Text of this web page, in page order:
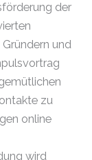
der
und
zu
online
wird